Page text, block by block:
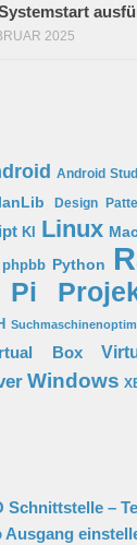
2025
Android
Design
KI Linux
phpbb Python
Pi
Box
Windows
Schnittstelle –
Ausgang